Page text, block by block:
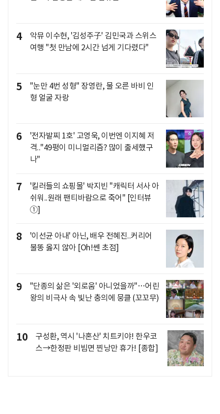
4
악뮤 이수현, '김성주子' 김민국과 스위스
여행 "첫 만남에 2시간 넘게 기다렸다"
5
"눈만 4번 성형" 장영란, 물 오른 바비 인
형 얼굴 자랑
6
'전자발찌 1호' 고영욱, 이번엔 이지혜 저
격.."49평이 미니멀리즘? 많이 출세했구
나"
7
'킬러들의 쇼핑몰' 박지빈 "캐릭터 서사 아
쉬워..원래 팬티바람으로 죽어" [인터뷰
①]
8
'이선균 아내' 아닌, 배우 전혜진..커리어
불똥 옳지 않아 [Oh!쎈 초점]
9
"단종의 삶은 '외로움' 아니었을까"…어린
왕의 비극사 속 빛난 충의에 뭉클 (꼬꼬무)
10
구성환, 역시 '나혼산' 치트키야! 한우코
스→한정판 비빔면 찐낭만 휴가! [종합]